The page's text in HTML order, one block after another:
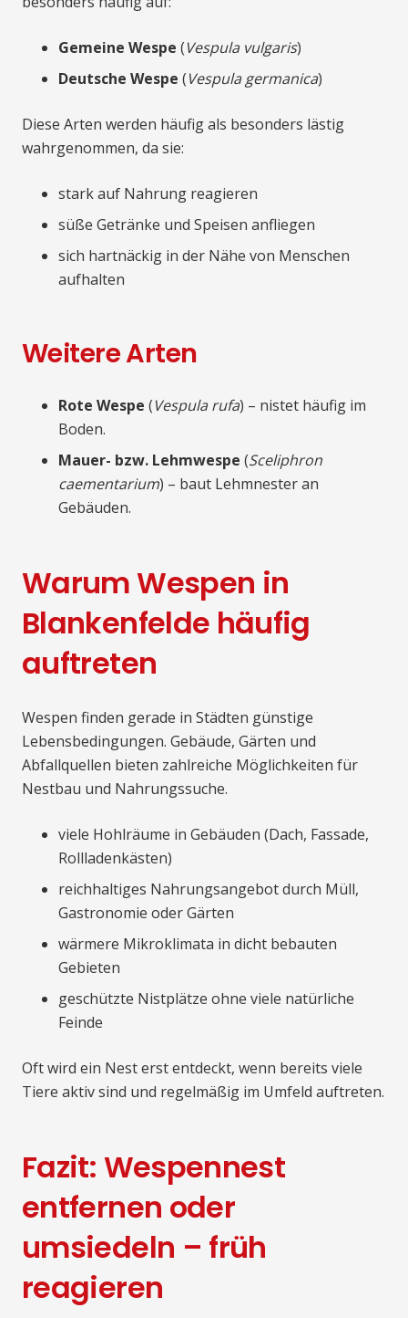
Gemeine Wespe (Vespula vulgaris)
Deutsche Wespe (Vespula germanica)
Diese Arten werden häufig als besonders lästig
wahrgenommen, da sie:
stark auf Nahrung reagieren
süße Getränke und Speisen anfliegen
sich hartnäckig in der Nähe von Menschen
aufhalten
Weitere Arten
Rote Wespe (Vespula rufa) – nistet häufig im
Boden.
Mauer- bzw. Lehmwespe (Sceliphron
caementarium) – baut Lehmnester an
Gebäuden.
Warum Wespen in
Blankenfelde häufig
auftreten
Wespen finden gerade in Städten günstige
Lebensbedingungen. Gebäude, Gärten und
Abfallquellen bieten zahlreiche Möglichkeiten für
Nestbau und Nahrungssuche.
viele Hohlräume in Gebäuden (Dach, Fassade,
Rollladenkästen)
reichhaltiges Nahrungsangebot durch Müll,
Gastronomie oder Gärten
wärmere Mikroklimata in dicht bebauten
Gebieten
geschützte Nistplätze ohne viele natürliche
Feinde
Oft wird ein Nest erst entdeckt, wenn bereits viele
Tiere aktiv sind und regelmäßig im Umfeld auftreten.
Fazit: Wespennest
entfernen oder
umsiedeln – früh
reagieren